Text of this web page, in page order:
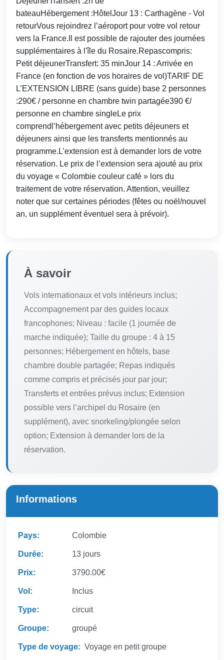
bateauHébergement :HôtelJour 13 : Carthagène - Vol
retourVous rejoindrez l’aéroport pour votre vol retour
vers la France.Il est possible de rajouter des journées
supplémentaires à l'île du Rosaire.Repascompris:
Petit déjeunerTransfert: 35 minJour 14 : Arrivée en
France (en fonction de vos horaires de vol)TARIF DE
L’EXTENSION LIBRE (sans guide) base 2 personnes
:290€ / personne en chambre twin partagée390 €/
personne en chambre singleLe prix
comprendl’hébergement avec petits déjeuners et
déjeuners ainsi que les transferts mentionnés au
programme.L’extension est à demander lors de votre
réservation. Le prix de l’extension sera ajouté au prix
du voyage « Colombie couleur café » lors du
traitement de votre réservation. Attention, veuillez
noter que sur certaines périodes (fêtes ou noël/nouvel
an, un supplément éventuel sera à prévoir).
À savoir
Vols internationaux et vols intérieurs inclus;
Accompagnement par des guides locaux
francophones; Niveau : facile (1 journée de
marche indiquée); Taille du groupe : 4 à 15
personnes; Hébergement en hôtels, base
chambre double partagée; Repas indiqués
comme compris et précisés jour par jour;
Transferts et entrées prévus inclus; Extension
possible vers l’archipel du Rosaire (en
supplément), avec snorkeling/plongée selon
option; Extension à demander lors de la
réservation.
Informations
Pays: Colombie
Durée: 13 jours
Prix: 3790.00€
Vol: Inclus
Type: circuit
Groupe: groupé
Type de voyage: Voyage en petit groupe